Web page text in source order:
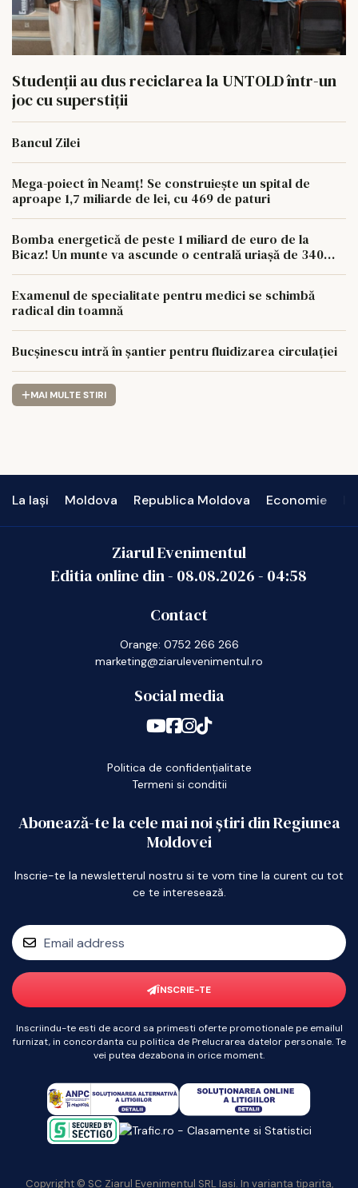
Studenții au dus reciclarea la UNTOLD într-un
joc cu superstiții
Bancul Zilei
Mega-poiect în Neamț! Se construiește un spital de
aproape 1,7 miliarde de lei, cu 469 de paturi
Bomba energetică de peste 1 miliard de euro de la
Bicaz! Un munte va ascunde o centrală uriașă de 340
Examenul de specialitate pentru medici se schimbă
radical din toamnă
Bucșinescu intră în șantier pentru fluidizarea circulației
MAI MULTE STIRI
La Iași Moldova Republica Moldova Economie
Ziarul Evenimentul
Editia online din - 08.08.2026- 04:58
Contact
Orange: 0752 266 266
marketing@ziarulevenimentul.ro
Social media
Politica de confidențialitate
Termeni si conditii
Abonează-te la cele mai noi știri din Regiunea
Moldovei
Inscrie-te la newsletterul nostru si te vom tine la curent cu tot
ce te interesează.
ÎNSCRIE-TE
Inscriindu-te esti de acord sa primesti oferte promotionale pe emailul
furnizat, in concordanta cu politica de Prelucrarea datelor personale. Te
vei putea dezabona in orice moment.
Copyright © SC Ziarul Evenimentul SRL Iasi. In varianta tiparita,